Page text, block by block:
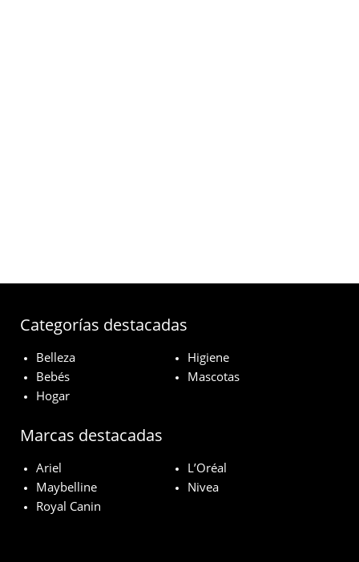
Categorías destacadas
Belleza
Higiene
Bebés
Mascotas
Hogar
Marcas destacadas
Ariel
L’Oréal
Maybelline
Nivea
Royal Canin